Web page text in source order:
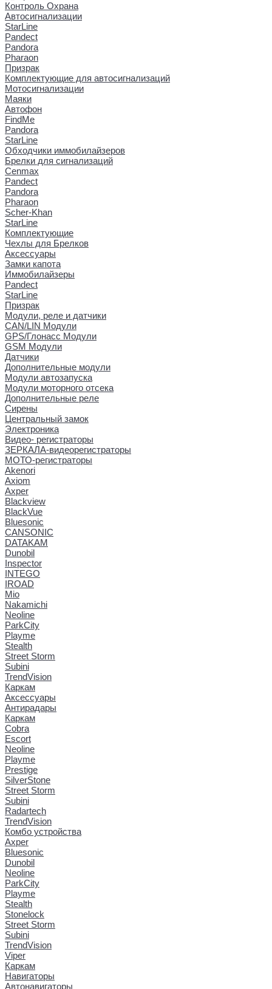
Контроль Охрана
Автосигнализации
StarLine
Pandect
Pandora
Pharaon
Призрак
Комплектующие для автосигнализаций
Мотосигнализации
Маяки
Автофон
FindMe
Pandora
StarLine
Обходчики иммобилайзеров
Брелки для сигнализаций
Cenmax
Pandect
Pandora
Pharaon
Scher-Khan
StarLine
Комплектующие
Чехлы для Брелков
Аксессуары
Замки капота
Иммобилайзеры
Pandect
StarLine
Призрак
Модули, реле и датчики
CAN/LIN Модули
GPS/Глонасс Модули
GSM Модули
Датчики
Дополнительные модули
Модули автозапуска
Модули моторного отсека
Дополнительные реле
Сирены
Центральный замок
Электроника
Видео- регистраторы
ЗЕРКАЛА-видеорегистраторы
МОТО-регистраторы
Akenori
Axiom
Axper
Blackview
BlackVue
Bluesonic
CANSONIC
DATAKAM
Dunobil
Inspector
INTEGO
IROAD
Mio
Nakamichi
Neoline
ParkCity
Playme
Stealth
Street Storm
Subini
TrendVision
Каркам
Аксессуары
Антирадары
Каркам
Cobra
Escort
Neoline
Playme
Prestige
SilverStone
Street Storm
Subini
Radartech
TrendVision
Комбо устройства
Axper
Bluesonic
Dunobil
Neoline
ParkCity
Playme
Stealth
Stonelock
Street Storm
Subini
TrendVision
Viper
Каркам
Навигаторы
Автонавигаторы